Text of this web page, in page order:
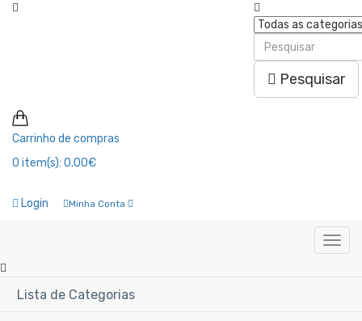
Pesquisar
Carrinho de compras
0 item(s): 0.00€
Login Minha Conta
Lista de Categorias